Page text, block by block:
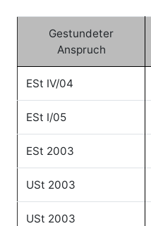
Gestundeter
Anspruch
ESt IV/04
ESt I/05
ESt 2003
USt 2003
USt 2003